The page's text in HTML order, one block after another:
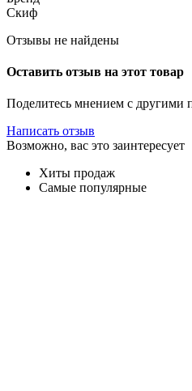
Скиф
Отзывы не найдены
Оставить отзыв на этот товар
Поделитесь мнением с другими
Написать отзыв
Возможно, вас это заинтересует
Хиты продаж
Самые популярные